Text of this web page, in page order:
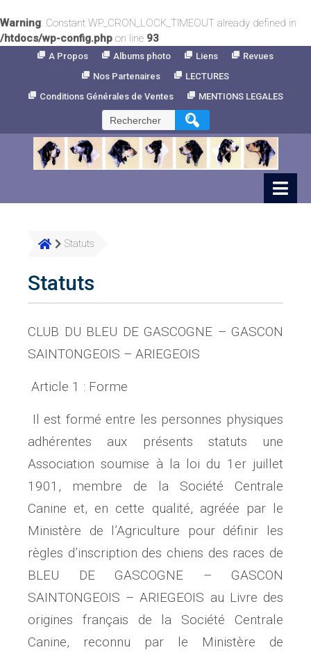
Warning: Constant WP_CRON_LOCK_TIMEOUT already defined in
/htdocs/wp-config.php on line 93
A Propos Albums photo Liens
Revues
Nos Partenaires
LECTURES
Conditions Générales de Ventes
MENTIONS LEGALES
Rechercher :
Statuts
Statuts
CLUB DU BLEU DE GASCOGNE – GASCON
SAINTONGEOIS – ARIEGEOIS
Article 1 : Forme
Il est formé entre les personnes physiques
adhérentes aux présents statuts une
Association soumise à la loi du 1er juillet
1901, membre de la Société Centrale
Canine et, en cette qualité, agréée par le
Ministère de l’Agriculture pour définir les
règles d’inscription des chiens des races de
BLEU DE GASCOGNE – GASCON
SAINTONGEOIS – ARIEGEOIS au Livre des
origines français de la Société Centrale
Canine, reconnu par le Ministère de